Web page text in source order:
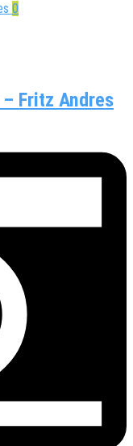
0
Fritz Andres